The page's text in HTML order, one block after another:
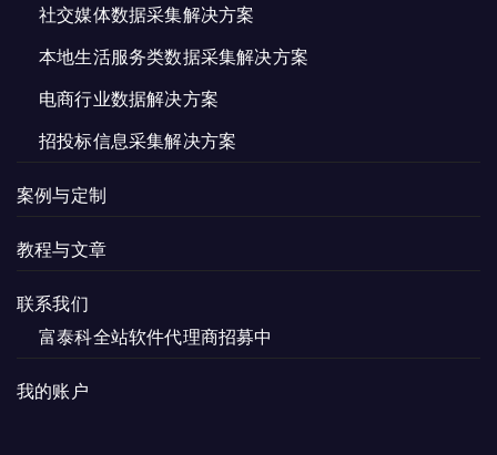
社交媒体数据采集解决方案
本地生活服务类数据采集解决方案
电商行业数据解决方案
招投标信息采集解决方案
案例与定制
教程与文章
联系我们
富泰科全站软件代理商招募中
我的账户